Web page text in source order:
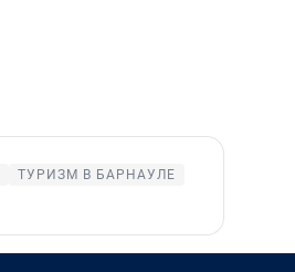
ТУРИЗМ В БАРНАУЛЕ